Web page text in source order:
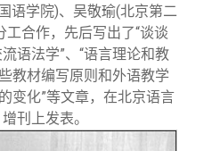
语学院)、吴敬瑜(北京第二
合作，先后写出了“谈谈
语法学”、“语言理论和教
教材编写原则和外语教学
变化”等文章，在北京语言
刊上发表。